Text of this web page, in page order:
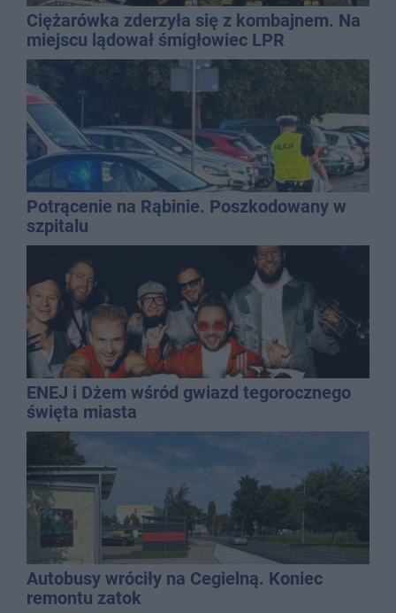
Ciężarówka zderzyła się z kombajnem. Na
miejscu lądował śmigłowiec LPR
Potrącenie na Rąbinie. Poszkodowany w
szpitalu
ENEJ i Dżem wśród gwiazd tegorocznego
święta miasta
Autobusy wróciły na Cegielną. Koniec
remontu zatok